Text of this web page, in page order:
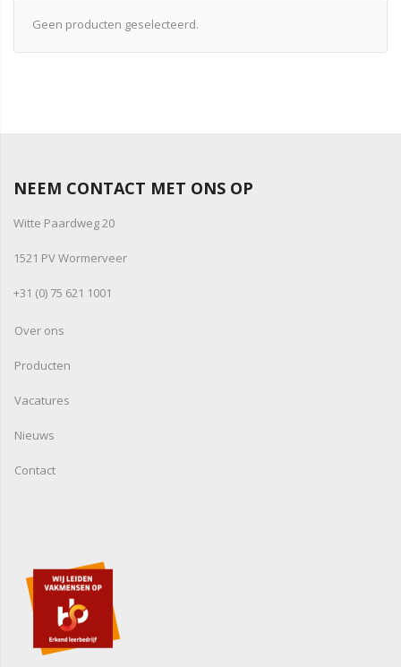
Geen producten geselecteerd.
NEEM CONTACT MET ONS OP
Witte Paardweg 20
1521 PV Wormerveer
+31 (0) 75 621 1001
Over ons
Producten
Vacatures
Nieuws
Contact